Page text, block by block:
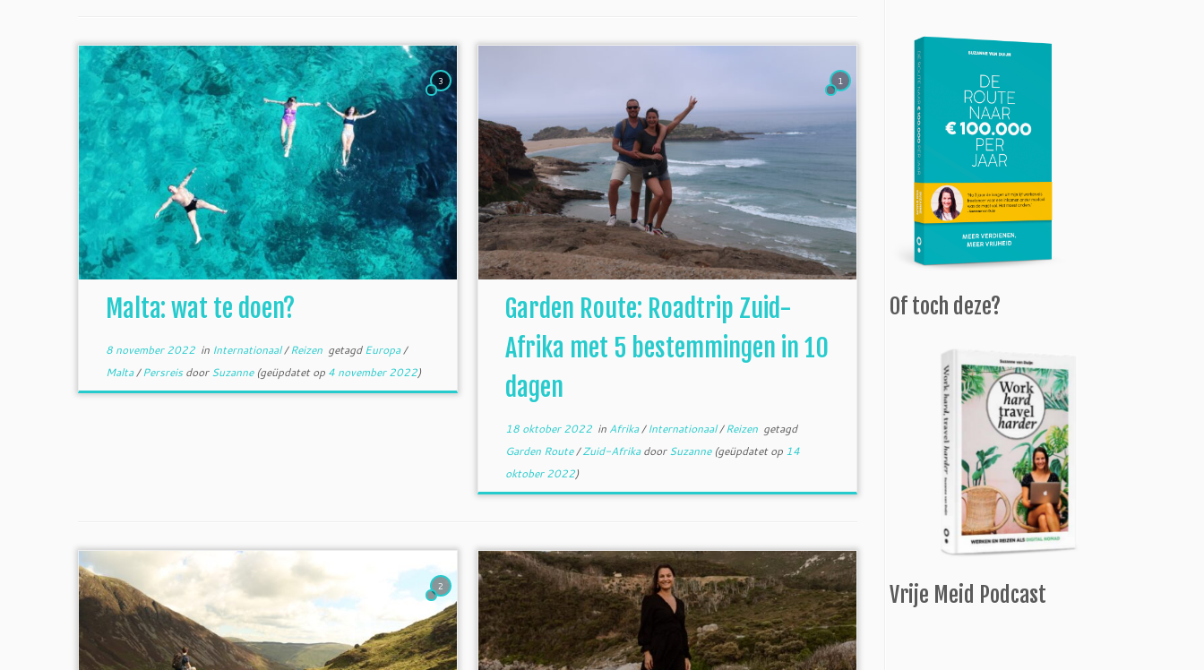
3
Malta: wat te doen?
8 november 2022in Internationaal/Reizen getagdEuropa/
Malta/PersreisdoorSuzanne(geüpdatet op 4 november 2022)
1
Garden Route: Roadtrip Zuid-
Afrika met 5 bestemmingen in 10
dagen
18 oktober 2022in Afrika/Internationaal/Reizen getagd
Garden Route/Zuid-AfrikadoorSuzanne(geüpdatet op 14
oktober 2022)
2
Of toch deze?
Vrije Meid Podcast